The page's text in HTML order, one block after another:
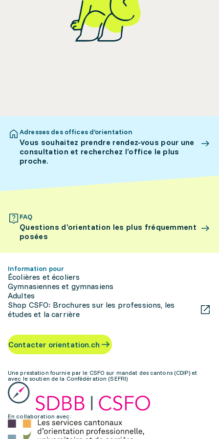
Adresses des offices d’orientation
Vous souhaitez prendre rendez-vous pour une
consultation et recherchez l’office le plus
proche.
FAQ
Questions d’orientation les plus fréquemment
posées
Information pour
Écolières et écoliers
Gymnasiennes et gymnasiens
Adultes
Shop CSFO: Brochures sur les professions, les
études et la carrière
Contacter orientation.ch
Une prestation fournie par le CSFO sur mandat des cantons (CDIP) et
avec le soutien de la Confédération (SEFRI)
En collaboration avec: